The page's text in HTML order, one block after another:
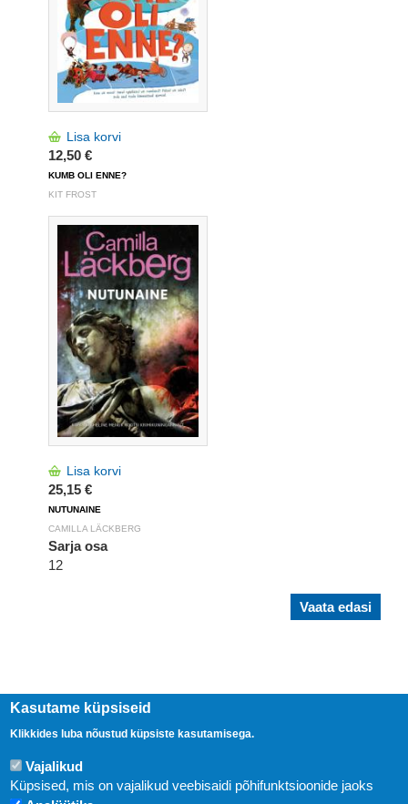
Lisa korvi
12,50 €
KUMB OLI ENNE?
KIT FROST
Lisa korvi
25,15 €
NUTUNAINE
CAMILLA LÄCKBERG
Sarja osa
12
Vaata edasi
Kasutame küpsiseid
Klikkides luba nõustud küpsiste kasutamisega.
Vajalikud
Küpsised, mis on vajalikud veebisaidi põhifunktsioonide jaoks